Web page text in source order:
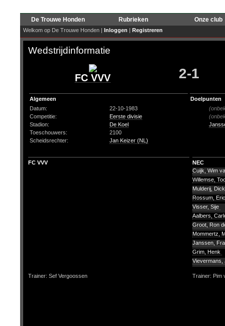
De Trouwe Honden Rubrieken Onze club
Welkom op De Trouwe Honden | Inloggen | Registreren
Wedstrijdinformatie
FC VVV 2-1
Algemeen
Datum:
22-10-1983
Competitie:
Eerste divisie
Stadion:
De Koel
Toeschouwers:
2100
Scheidsrechter:
Jan Keizer (NL)
Doelpunten
FC VVV
NEC
Cuijk, Wim
Willemse,
Mulderij,
Rossum,
Visser, Sije
Aalbers,
Groot, Ron
Mommertz,
Janssen,
Grim, Henk
Trainer: Sef Vergoossen Trainer: Pim